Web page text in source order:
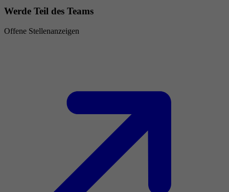
Werde Teil des Teams
Offene Stellenanzeigen